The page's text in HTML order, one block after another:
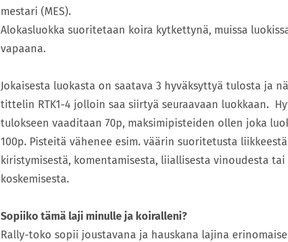
mestari (MES).
Alokasluokka suoritetaan koira kytkettynä, muissa
vapaana.
Jokaisesta luokasta on saatava 3 hyväksyttyä tulosta ja
tittelin RTK1-4 jolloin saa siirtyä seuraavaan luokkaan.
tulokseen vaaditaan 70p, maksimipisteiden ollen joka
100p. Pisteitä vähenee esim. väärin suoritetusta
kiristymisestä, komentamisesta, liiallisesta vinoudesta tai
koskemisesta.
Sopiiko tämä laji minulle ja koiralleni?
Rally-toko sopii joustavana ja hauskana lajina